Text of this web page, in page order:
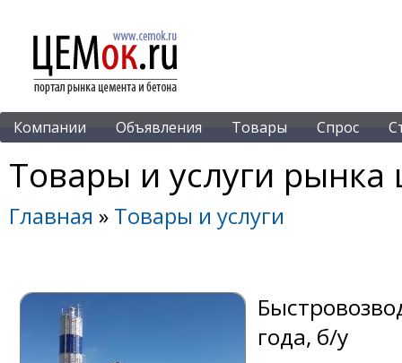
Компании Объявления Товары Спрос
Товары и услуги рынка
Главная » Товары и услуги
года, б/у